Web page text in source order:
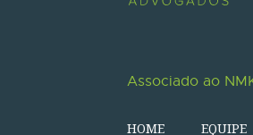
Associado ao
HOME EQUIPE